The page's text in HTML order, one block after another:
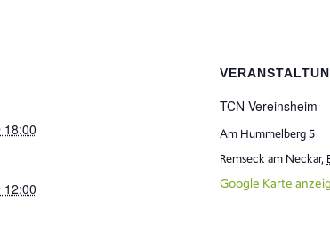
18:00
12:00
TCN Vereinsheim
Am Hummelberg 5
Remseck am Neckar,
Google Karte